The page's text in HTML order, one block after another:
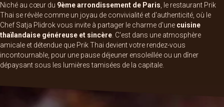
Niché au cœur du 9ème arrondissement de Paris , le restaurant Prik
Thai se révèle comme un joyau de convivialité et d'authenticité, où le
Chef Satja Plidrok vous invite à partager le charme d'une cuisine
thaïlandaise généreuse et sincère . C'est dans une atmosphère
amicale et détendue que Prik Thai devient votre rendez-vous
incontournable, pour une pause déjeuner ensoleillée ou un dîner
dépaysant sous les lumières tamisées de la capitale.